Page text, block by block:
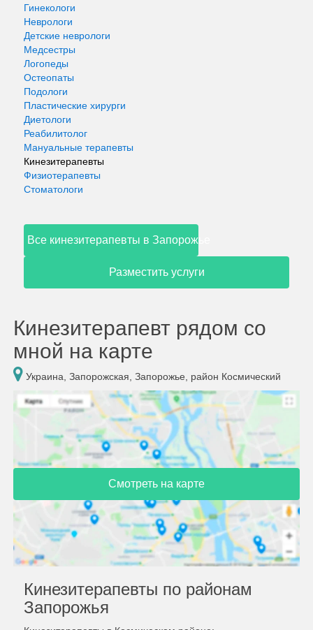
Гинекологи
Неврологи
Детские неврологи
Медсестры
Логопеды
Остеопаты
Подологи
Пластические хирурги
Диетологи
Реабилитолог
Мануальные терапевты
Кинезитерапевты
Физиотерапевты
Стоматологи
Все кинезитерапевты в Запорожье
Разместить услуги
Кинезитерапевт рядом со
мной на карте
Украина, Запорожская, Запорожье, район Космический
Смотреть на карте
Кинезитерапевты по районам
Запорожья